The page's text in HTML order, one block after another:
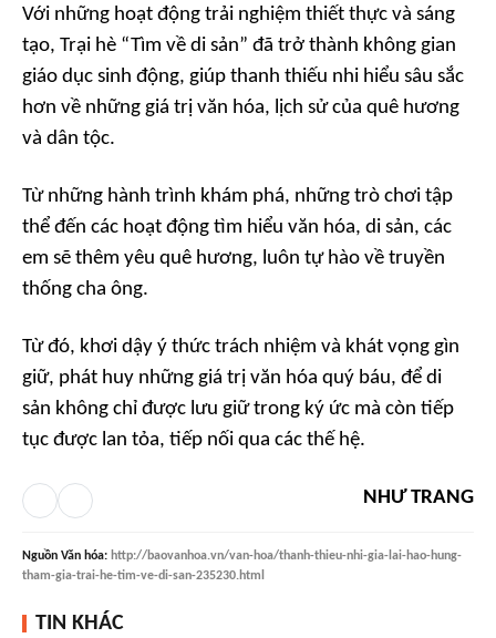
Với những hoạt động trải nghiệm thiết thực và sáng
tạo, Trại hè “Tìm về di sản” đã trở thành không gian
giáo dục sinh động, giúp thanh thiếu nhi hiểu sâu sắc
hơn về những giá trị văn hóa, lịch sử của quê hương
và dân tộc.
Từ những hành trình khám phá, những trò chơi tập
thể đến các hoạt động tìm hiểu văn hóa, di sản, các
em sẽ thêm yêu quê hương, luôn tự hào về truyền
thống cha ông.
Từ đó, khơi dậy ý thức trách nhiệm và khát vọng gìn
giữ, phát huy những giá trị văn hóa quý báu, để di
sản không chỉ được lưu giữ trong ký ức mà còn tiếp
tục được lan tỏa, tiếp nối qua các thế hệ.
NHƯ TRANG
Nguồn Văn hóa: http://baovanhoa.vn/van-hoa/thanh-thieu-nhi-gia-lai-hao-hung-
tham-gia-trai-he-tim-ve-di-san-235230.html
TIN KHÁC